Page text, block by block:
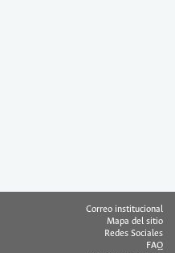
Correo institucional
Mapa del sitio
Redes Sociales
FAQ